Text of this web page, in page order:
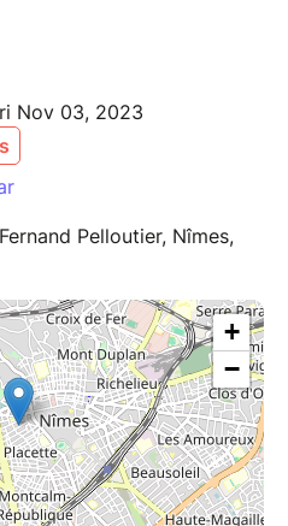
Nov 03, 2023
Pelloutier, Nîmes,
+
−